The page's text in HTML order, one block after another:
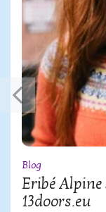
Blog
Eribé
13doors.eu